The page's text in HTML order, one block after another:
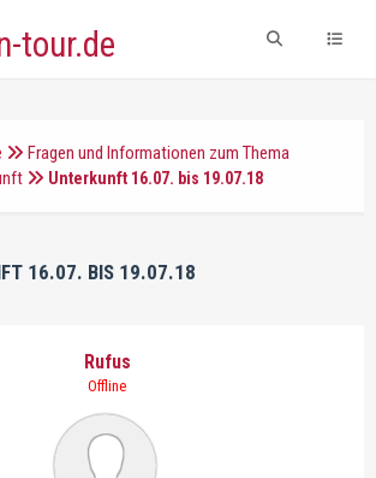
tour.de
Fragen und Informationen zum Thema
Unterkunft 16.07. bis 19.07.18
16.07. BIS 19.07.18
Rufus
Offline